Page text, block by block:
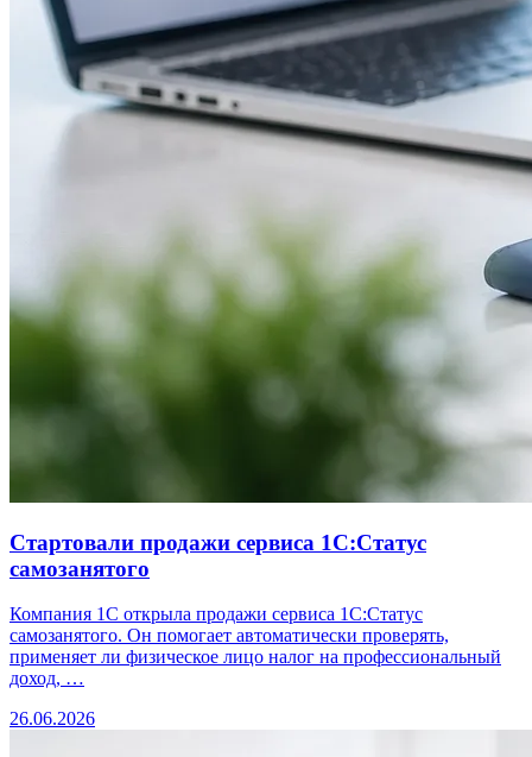
Стартовали продажи сервиса 1С:Статус
самозанятого
Компания 1С открыла продажи сервиса 1С:Статус
самозанятого. Он помогает автоматически проверять,
применяет ли физическое лицо налог на профессиональный
доход, …
26.06.2026